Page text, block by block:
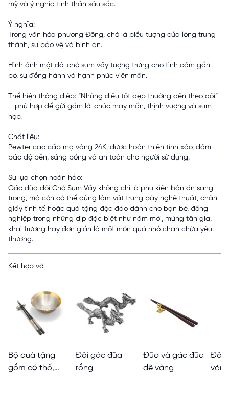
mỹ và ý nghĩa tinh thần sâu sắc.
Ý nghĩa:
Trong văn hóa phương Đông, chó là biểu tượng của lòng trung
thành, sự bảo vệ và bình an.
Hình ảnh một đôi chó sum vầy tượng trưng cho tình cảm gắn
bó, sự đồng hành và hạnh phúc viên mãn.
Thể hiện thông điệp: “Những điều tốt đẹp thường đến theo đôi”
– phù hợp để gửi gắm lời chúc may mắn, thịnh vượng và sum
họp.
Chất liệu:
Pewter cao cấp mạ vàng 24K, được hoàn thiện tinh xảo, đảm
bảo độ bền, sáng bóng và an toàn cho người sử dụng.
Sự lựa chọn hoàn hảo:
Gác đũa đôi Chó Sum Vầy không chỉ là phụ kiện bàn ăn sang
trọng, mà còn có thể dùng làm vật trưng bày nghệ thuật, chặn
giấy tinh tế hoặc quà tặng độc đáo dành cho bạn bè, đồng
nghiệp trong những dịp đặc biệt như năm mới, mừng tân gia,
khai trương hay đơn giản là một món quà nhỏ chan chứa yêu
thương.
Kết hợp với
Bộ quà tặng
gồm có thố,
Đôi gác đũa
rồng
Đũa và gác đũa
dê vàng
Đôi
vàng